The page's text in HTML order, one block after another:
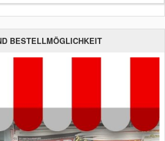
BESTELLMÖGLICHKEIT